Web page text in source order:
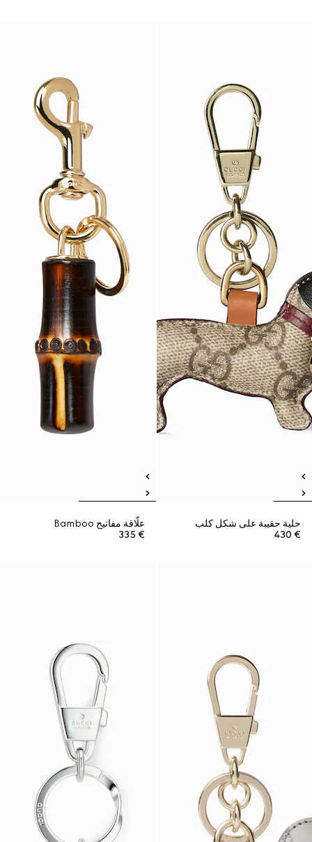
حلية حقيبة على شكل كلب
€ 430
علّاقة مفاتيح Bamboo
€ 335